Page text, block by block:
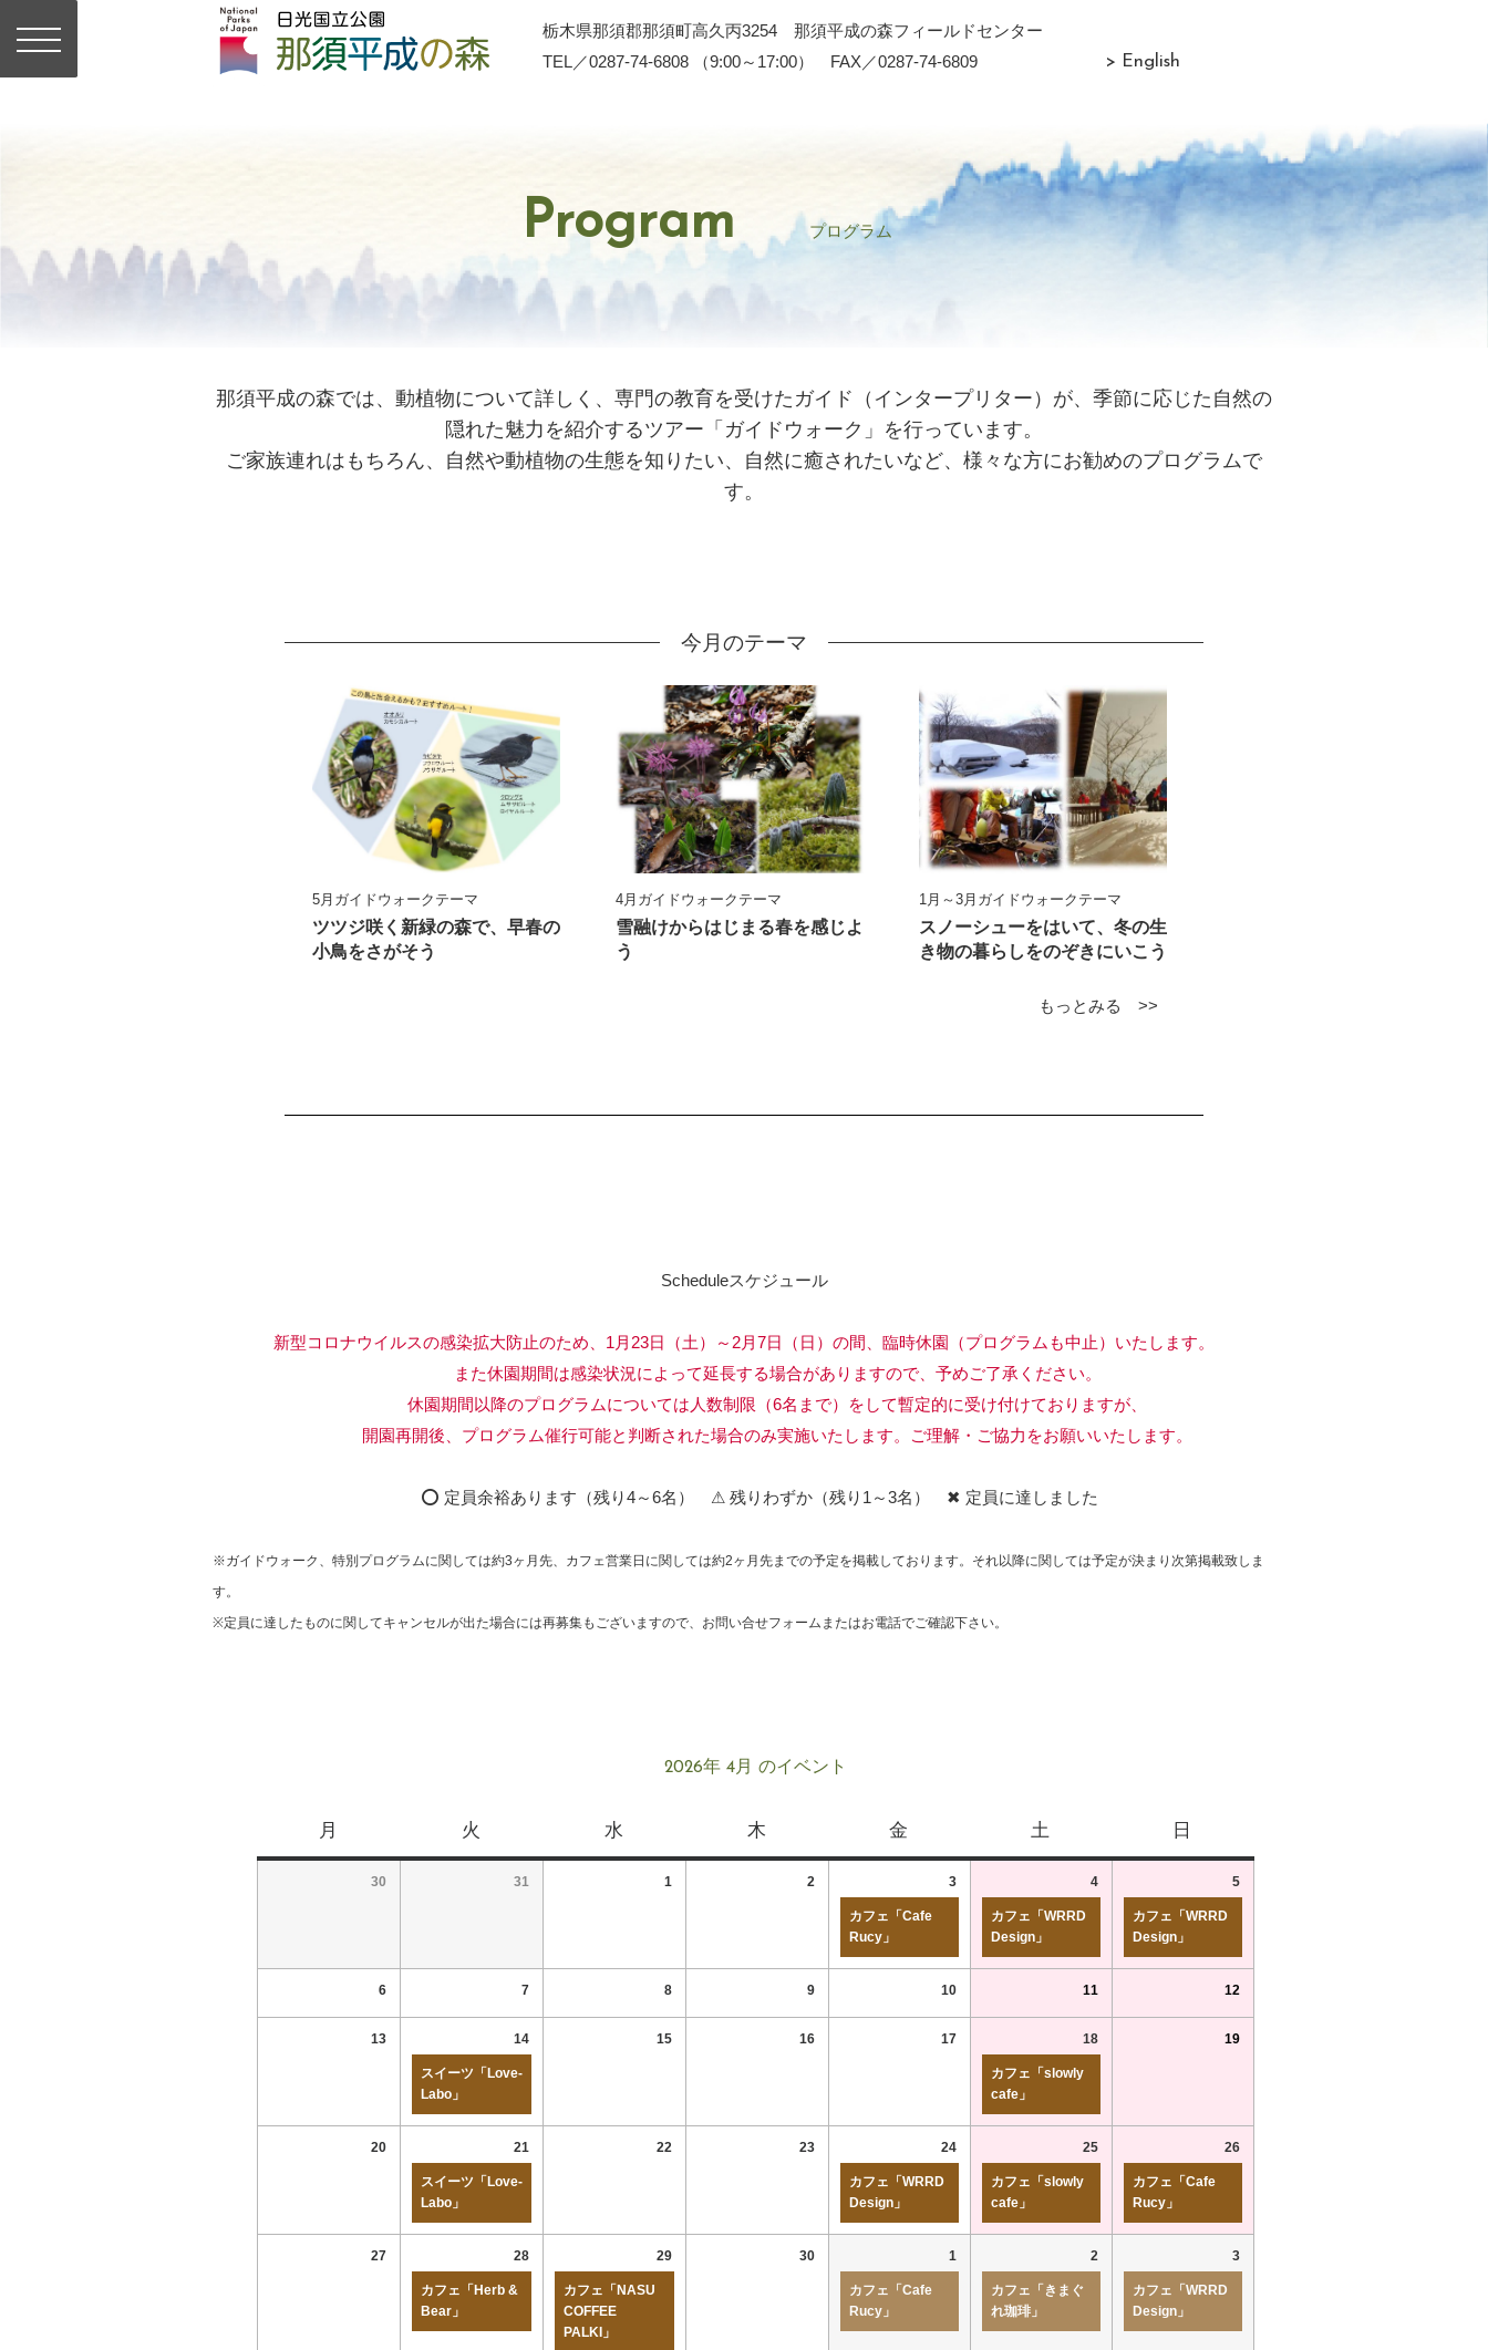
栃木県那須郡那須町高久丙3254 那須平成の森フィールドセンター
TEL／0287-74-6808 （9:00～17:00） FAX／0287-74-6809
> English
Program プログラム
那須平成の森では、動植物について詳しく、専門の教育を受けたガイド（インタープリター）が、季節に応じた自然の
隠れた魅力を紹介するツアー「ガイドウォーク」を行っています。
ご家族連れはもちろん、自然や動植物の生態を知りたい、自然に癒されたいなど、様々な方にお勧めのプログラムで
す。
今月のテーマ
5月ガイドウォークテーマ
ツツジ咲く新緑の森で、早春の
小鳥をさがそう
4月ガイドウォークテーマ
雪融けからはじまる春を感じよ
う
1月～3月ガイドウォークテーマ
スノーシューをはいて、冬の生
き物の暮らしをのぞきにいこう
もっとみる >>
Scheduleスケジュール
新型コロナウイルスの感染拡大防止のため、1月23日（土）～2月7日（日）の間、臨時休園（プログラムも中止）いたします。
また休園期間は感染状況によって延長する場合がありますので、予めご了承ください。
休園期間以降のプログラムについては人数制限（6名まで）をして暫定的に受け付けておりますが、
開園再開後、プログラム催行可能と判断された場合のみ実施いたします。ご理解・ご協力をお願いいたします。
⭕ 定員余裕あります（残り4～6名） ⚠ 残りわずか（残り1～3名） ✖ 定員に達しました
※ガイドウォーク、特別プログラムに関しては約3ヶ月先、カフェ営業日に関しては約2ヶ月先までの予定を掲載しております。それ以降に関しては予定が決まり次第掲載致しま
す。
※定員に達したものに関してキャンセルが出た場合には再募集もございますので、お問い合せフォームまたはお電話でご確認下さい。
2026年 4月 のイベント
月 火 水 木 金 土 日
30 31 1 2 3
カフェ「Cafe
Rucy」
4
カフェ「WRRD
Design」
5
カフェ「WRRD
Design」
6 7 8 9 10 11 12
13 14
スイーツ「Love-
Labo」
15 16 17 18
カフェ「slowly
cafe」
19
20 21
スイーツ「Love-
Labo」
22 23 24
カフェ「WRRD
Design」
25
カフェ「slowly
cafe」
26
カフェ「Cafe
Rucy」
27 28
カフェ「Herb &
Bear」
29
カフェ「NASU
COFFEE
PALKI」
30 1
カフェ「Cafe
Rucy」
2
カフェ「きまぐ
れ珈琲」
3
カフェ「WRRD
Design」